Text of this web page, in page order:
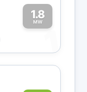
1.8
MW
1